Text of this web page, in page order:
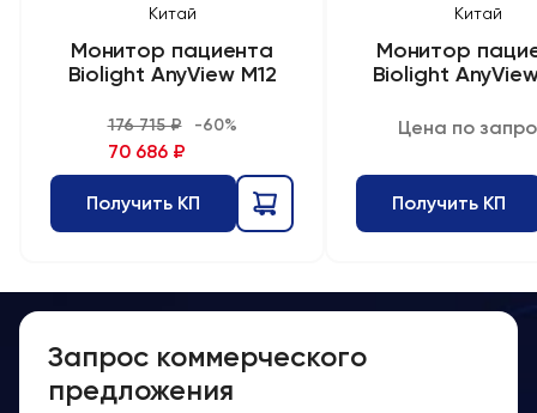
Монитор пациента
Biolight AnyView M12
Китай
70 686 ₽
176 715 ₽ -60%
Получить КП
Монитор
Biolight
Китай
Цена по
Получить КП
Запрос коммерческого
предложения